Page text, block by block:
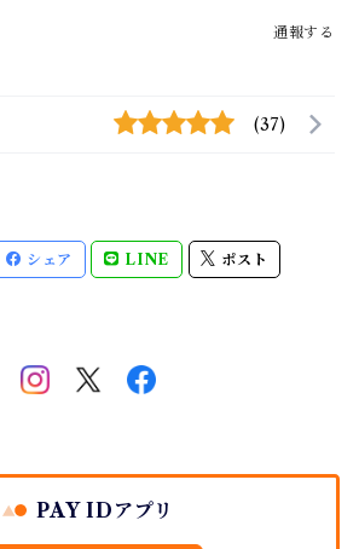
通報する
(37)
シェア LINE ポスト
PAY IDアプリ